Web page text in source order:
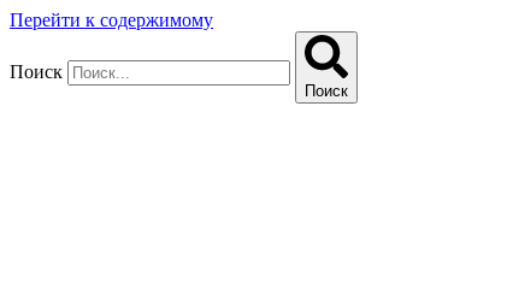
Перейти к содержимому
Поиск
Поиск